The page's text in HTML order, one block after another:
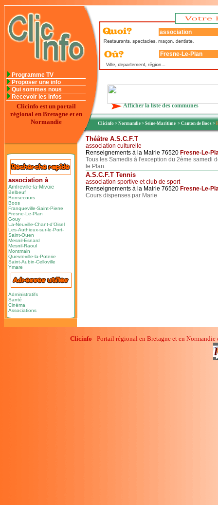
Programme TV
Proposer une info
Qui sommes nous
Recevoir les infos
Clicinfo est un portail
régional en Bretagne et en
Normandie
Afficher la liste des communes
Clicinfo > Normandie > Seine-Maritime > Canton de Boos >
association à
Amfreville-la-Mivoie
Belbeuf
Bonsecours
Boos
Franqueville-Saint-Pierre
Fresne-Le-Plan
Gouy
La-Neuville-Chant-d'Oisel
Les-Authieux-sur-le-Port-
Saint-Ouen
Mesnil-Esnard
Mesnil-Raoul
Montmain
Quevreville-la-Poterie
Saint-Aubin-Celloville
Ymare
Administratifs
Santé
Cinéma
Associations
Théâtre A.S.C.F.T
association culturelle
Renseignements à la Mairie 76520 Fresne-Le-
Tous les Samedis à l'exception du 2ème samedi
le Plan.
A.S.C.F.T Tennis
association sportive et club de sport
Renseignements à la Mairie 76520 Fresne-Le-
Cours dispenses par Marie
Clicinfo - Portail régional en Bretagne et en